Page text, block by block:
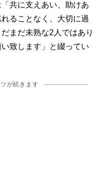
共に支えあい、助けあ
ることなく、大切に過
まだ未熟な2人ではあり
致します」と綴ってい
が続きます